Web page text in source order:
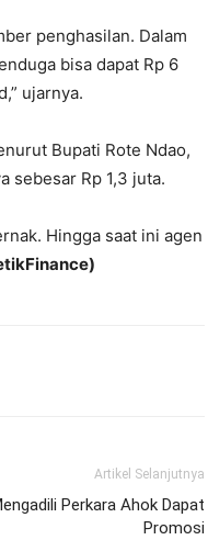
penghasilan. Dalam
bisa dapat Rp 6
ujarnya.
Bupati Rote Ndao,
sebesar Rp 1,3 juta.
Hingga saat ini agen
Artikel Selanjutnya
Perkara Ahok Dapat
Promosi